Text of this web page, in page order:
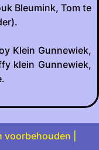
Bleumink, Tom te
Klein Gunnewiek,
klein Gunnewiek,
|